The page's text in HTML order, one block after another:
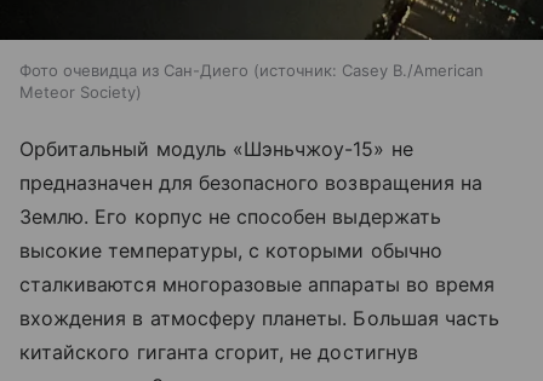
Фото очевидца из Сан-Диего источник: Casey B./American
Meteor Society
Орбитальный модуль «Шэньчжоу-15» не
предназначен для безопасного возвращения на
Землю. Его корпус не способен выдержать
высокие температуры, с которыми обычно
сталкиваются многоразовые аппараты во время
вхождения в атмосферу планеты. Большая часть
китайского гиганта сгорит, не достигнув